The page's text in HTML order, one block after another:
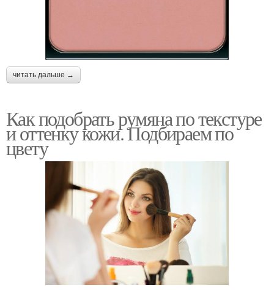
читать дальше →
Как подобрать румяна по текстуре
и оттенку кожи. Подбираем по
цвету